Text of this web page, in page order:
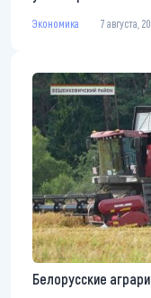
Экономика 7 августа,
Белорусские